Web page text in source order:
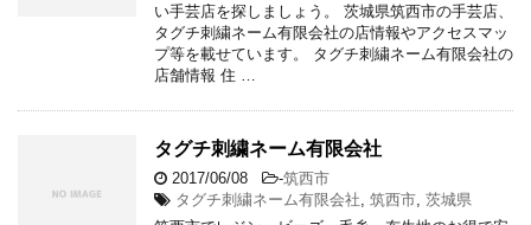
い手芸店を探しましょう。 茨城県筑西市の手芸店、
タグチ刺繍ネーム有限会社の店情報やアクセスマッ
プ等を載せています。 タグチ刺繍ネーム有限会社の
店舗情報 住 …
タグチ刺繍ネーム有限会社
2017/06/08 -筑西市
タグチ刺繍ネーム有限会社 筑西市 茨城県